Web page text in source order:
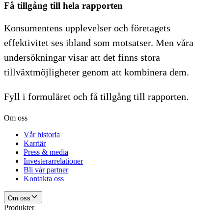
Få tillgång till hela rapporten
Konsumentens upplevelser och företagets
effektivitet ses ibland som motsatser. Men våra
undersökningar visar att det finns stora
tillväxtmöjligheter genom att kombinera dem.
Fyll i formuläret och få tillgång till rapporten.
Om oss
Vår historia
Karriär
Press & media
Investerarrelationer
Bli vår partner
Kontakta oss
Om oss
Produkter